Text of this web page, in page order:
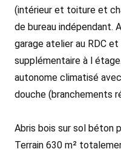
(intérieur et toiture et
de bureau indépendant.
garage atelier au RDC
supplémentaire à l
autonome climatisé
douche (branchements
Abris bois sur sol béton
Terrain 630 m²